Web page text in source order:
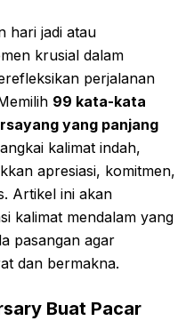
hari jadi atau
krusial dalam
perjalanan
99 kata-kata
yang panjang
kalimat indah,
apresiasi, komitmen,
Artikel ini akan
kalimat mendalam yang
pasangan agar
dan bermakna.
Buat Pacar